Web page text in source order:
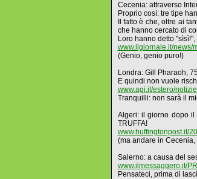
Cecenia: attraverso
Proprio così: tre tipe
Il fatto è che, oltre ai
che hanno cercato di
Loro hanno detto
www.ilgiornale.it/news/
(Genio, genio puro!)
Londra: Gill Pharaoh,
E quindi non vuole
www.agi.it/estero/
Tranquilli: non sarà il
Algeri: il giorno dopo il
TRUFFA!
www.huffingtonpost.it/
(ma andare in Cecenia,
Salerno: a causa del
www.ilmessaggero.it/
Pensateci, prima di